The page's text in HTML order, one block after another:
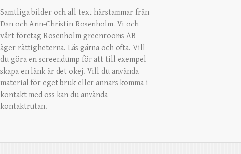
Samtliga bilder och all text härstammar från
Dan och Ann-Christin Rosenholm. Vi och
vårt företag Rosenholm greenrooms AB
äger rättigheterna. Läs gärna och ofta. Vill
du göra en screendump för att till exempel
skapa en länk är det okej. Vill du använda
material för eget bruk eller annars komma i
kontakt med oss kan du använda
kontaktrutan.